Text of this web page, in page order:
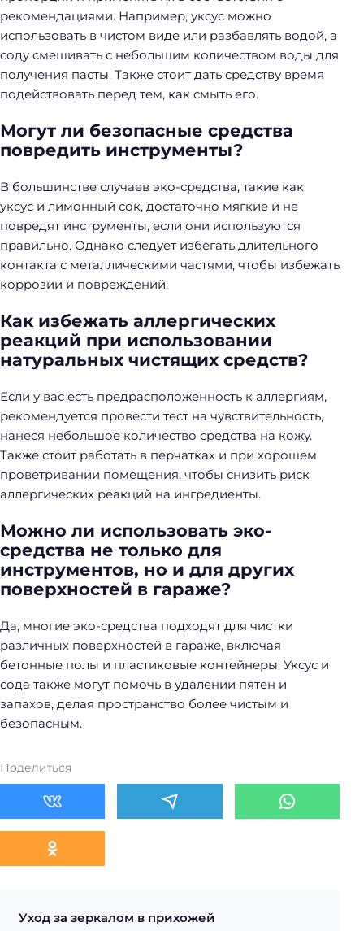
рекомендациями. Например, уксус можно
использовать в чистом виде или разбавлять водой, а
соду смешивать с небольшим количеством воды для
получения пасты. Также стоит дать средству время
подействовать перед тем, как смыть его.
Могут ли безопасные средства
повредить инструменты?
В большинстве случаев эко-средства, такие как
уксус и лимонный сок, достаточно мягкие и не
повредят инструменты, если они используются
правильно. Однако следует избегать длительного
контакта с металлическими частями, чтобы избежать
коррозии и повреждений.
Как избежать аллергических
реакций при использовании
натуральных чистящих средств?
Если у вас есть предрасположенность к аллергиям,
рекомендуется провести тест на чувствительность,
нанеся небольшое количество средства на кожу.
Также стоит работать в перчатках и при хорошем
проветривании помещения, чтобы снизить риск
аллергических реакций на ингредиенты.
Можно ли использовать эко-
средства не только для
инструментов, но и для других
поверхностей в гараже?
Да, многие эко-средства подходят для чистки
различных поверхностей в гараже, включая
бетонные полы и пластиковые контейнеры. Уксус и
сода также могут помочь в удалении пятен и
запахов, делая пространство более чистым и
безопасным.
Поделиться
Уход за зеркалом в прихожей